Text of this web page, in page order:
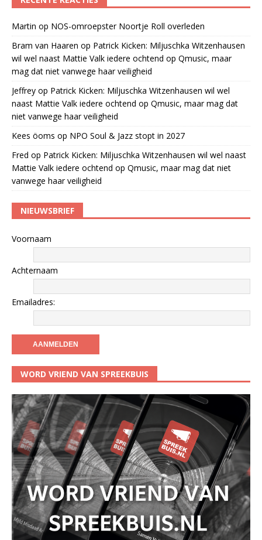
Martin op NOS-omroepster Noortje Roll overleden
Bram van Haaren op Patrick Kicken: Miljuschka Witzenhausen
wil wel naast Mattie Valk iedere ochtend op Qmusic, maar
mag dat niet vanwege haar veiligheid
Jeffrey op Patrick Kicken: Miljuschka Witzenhausen wil wel
naast Mattie Valk iedere ochtend op Qmusic, maar mag dat
niet vanwege haar veiligheid
Kees öoms op NPO Soul & Jazz stopt in 2027
Fred op Patrick Kicken: Miljuschka Witzenhausen wil wel naast
Mattie Valk iedere ochtend op Qmusic, maar mag dat niet
vanwege haar veiligheid
NIEUWSBRIEF
Voornaam
Achternaam
Emailadres:
WORD VRIEND VAN SPREEKBUIS